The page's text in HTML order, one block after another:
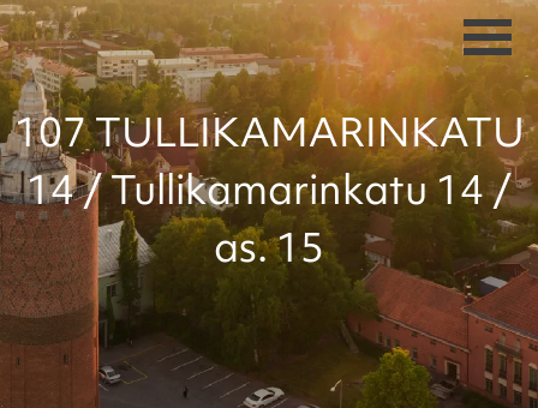
107 TULLIKAMARINKATU
14 / Tullikamarinkatu 14 /
as. 15